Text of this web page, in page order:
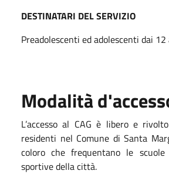
DESTINATARI DEL SERVIZIO
Preadolescenti ed adolescenti dai
Modalità
L’accesso al CAG è libero e
residenti nel Comune di Santa
coloro che frequentano le
sportive della città.